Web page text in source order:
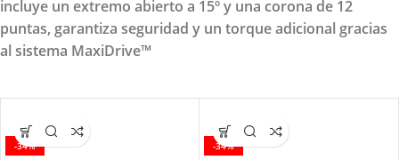
incluye un extremo abierto a 15º y una corona de 12
puntas, garantiza seguridad y un torque adicional gracias
al sistema MaxiDrive™
-34% -34%